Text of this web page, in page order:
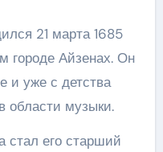
21 марта 1685
городе Айзенах. Он
и уже с детства
области музыки.
стал его старший